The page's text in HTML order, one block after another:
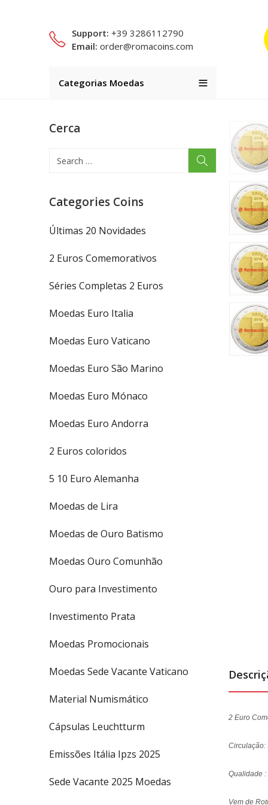
Support: +39 3286112790
Email: order@romacoins.com
Categorias Moedas
2 Euro
Circulação:
Qualidade
Vem de
Cerca
Categories Coins
Últimas 20 Novidades
2 Euros Comemorativos
Séries Completas 2 Euros
Moedas Euro Italia
Moedas Euro Vaticano
Moedas Euro São Marino
Moedas Euro Mónaco
Moedas Euro Andorra
2 Euros coloridos
5 10 Euro Alemanha
Moedas de Lira
Moedas de Ouro Batismo
Moedas Ouro Comunhão
Ouro para Investimento
Investimento Prata
Moedas Promocionais
Moedas Sede Vacante Vaticano
Material Numismático
Cápsulas Leuchtturm
Emissões Itália Ipzs 2025
Sede Vacante 2025 Moedas